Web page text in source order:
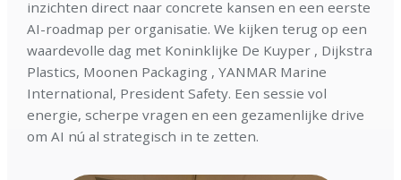
inzichten direct naar concrete kansen en een eerste
AI-roadmap per organisatie. We kijken terug op een
waardevolle dag met Koninklijke De Kuyper , Dijkstra
Plastics, Moonen Packaging , YANMAR Marine
International, President Safety. Een sessie vol
energie, scherpe vragen en een gezamenlijke drive
om AI nú al strategisch in te zetten.